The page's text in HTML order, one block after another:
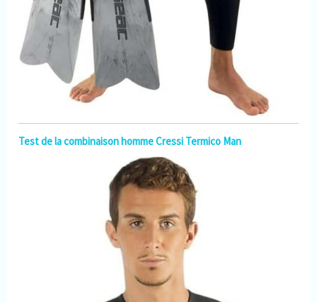
Test de la combinaison homme Cressi Termico Man